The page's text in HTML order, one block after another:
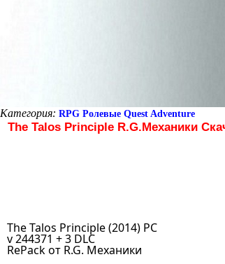
Категория: RPG Ролевые Quest Adventure
The Talos Principle R.G.Механики
The Talos Principle (2014) PC
v 244371 + 3 DLC
RePack от R.G. Механики